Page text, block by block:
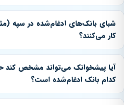
شبای بانک‌های ادغام‌شده در سپه (مثل
کار می‌کنند؟
آیا پیشخوانک می‌تواند مشخص کند
کدام بانک ادغام‌شده است؟